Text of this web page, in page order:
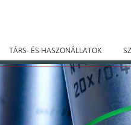
TÁRS- ÉS HASZONÁLLATOK